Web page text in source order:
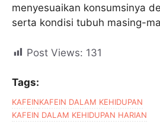
menyesuaikan konsumsinya
serta kondisi tubuh masing-
Post Views: 131
Tags:
KAFEINKAFEIN DALAM KEHIDUPAN
KAFEIN DALAM KEHIDUPAN HARIAN